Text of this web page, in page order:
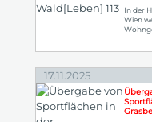
In der
Wien
17.11.2025